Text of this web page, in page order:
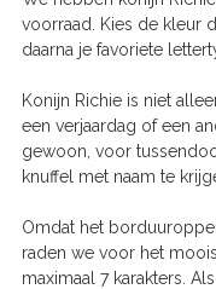
voorraad. Kies de kleur
daarna je favoriete
Konijn Richie is niet
een verjaardag of een
gewoon, voor
knuffel met naam te
Omdat het
raden we voor het
maximaal 7 karakters.